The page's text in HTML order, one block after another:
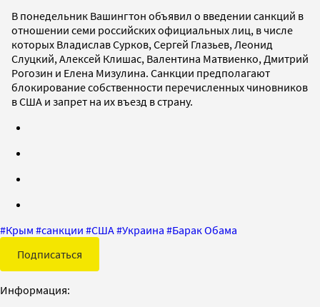
В понедельник Вашингтон объявил о введении санкций в
отношении семи российских официальных лиц, в числе
которых Владислав Сурков, Сергей Глазьев, Леонид
Слуцкий, Алексей Клишас, Валентина Матвиенко, Дмитрий
Рогозин и Елена Мизулина. Санкции предполагают
блокирование собственности перечисленных чиновников
в США и запрет на их въезд в страну.
#Крым #санкции #США#Украина #Барак Обама
Подписаться
Информация: